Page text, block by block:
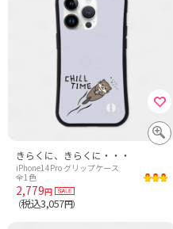
きらくに、きらくに・・・
iPhone14Pro グリップケース
全1色
2,779円
（税込3,057円）